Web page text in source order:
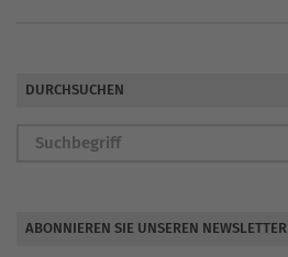
DURCHSUCHEN
ABONNIEREN SIE UNSEREN NEWSLETTER